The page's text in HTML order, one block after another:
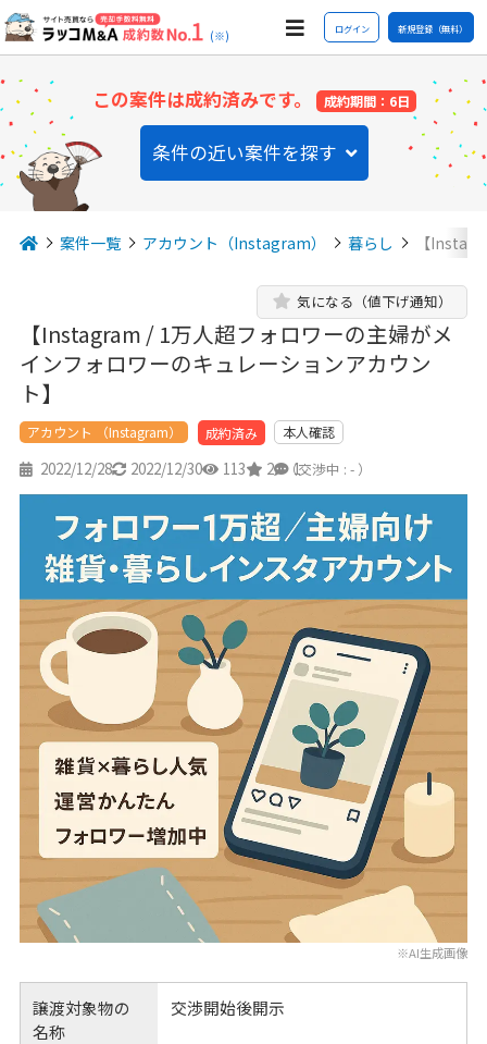
(※) ログイン 新規登録（無料）
この案件は成約済みです。 成約期間：6日
条件の近い案件を探す
案件一覧 アカウント（Instagram） 暮らし 【
【Instagram / 1万人超フォロワーの主婦がメ
インフォロワーのキュレーションアカウン
ト】
気になる（値下げ通知）
アカウント （Instagram） 成約済み 本人確認
2022/12/28 2022/12/30 113 2 1
（交渉中 : - ）
※AI生成画像
譲渡対象物の
名称
交渉開始後開示